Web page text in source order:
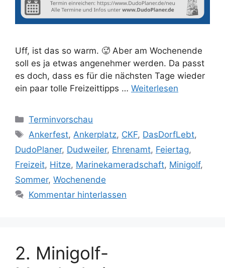
Uff, ist das so warm. 🥵 Aber am Wochenende
soll es ja etwas angenehmer werden. Da passt
es doch, dass es für die nächsten Tage wieder
ein paar tolle Freizeittipps … Weiterlesen
Kategorien
Terminvorschau
Schlagwörter
Ankerfest, Ankerplatz, CKF, DasDorfLebt,
DudoPlaner, Dudweiler, Ehrenamt, Feiertag,
Freizeit, Hitze, Marinekameradschaft, Minigolf,
Sommer, Wochenende
Kommentar hinterlassen
2. Minigolf-